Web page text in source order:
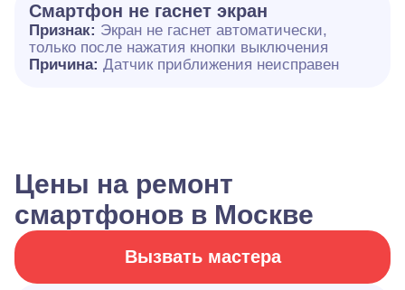
Смартфон не гаснет экран
Признак: Экран не гаснет автоматически,
только после нажатия кнопки выключения
Причина: Датчик приближения неисправен
Цены на ремонт
смартфонов в Москве
Вызвать мастера